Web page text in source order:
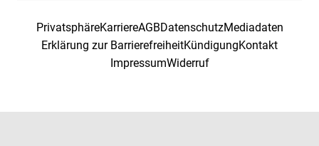
PrivatsphäreKarriereAGBDatenschutzMediadaten
Erklärung zur BarrierefreiheitKündigungKontakt
ImpressumWiderruf